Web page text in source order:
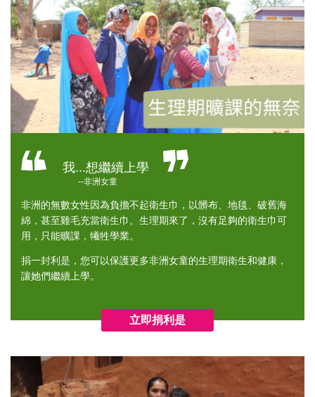
我...想繼續上學
--非洲女童
非洲的無數女性因為負擔不起衛生巾，以髒布、地毯、破舊海
綿，甚至雞毛充當衛生巾。生理期來了，沒有足夠的衛生巾可
用，只能曠課，犧牲學業。
捐一封利是，您可以保護更多非洲女童的生理期衛生和健康，
讓她們繼續上學。
立即捐利是